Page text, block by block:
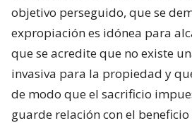
objetivo perseguido, que se
expropiación es idónea para
que se acredite que no existe
invasiva para la propiedad y
de modo que el sacrificio
guarde relación con el